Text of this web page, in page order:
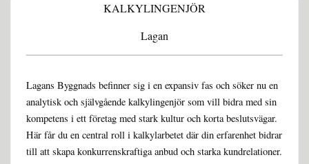
KALKYLINGENJÖR
Lagan
Lagans Byggnads befinner sig i en expansiv fas och söker nu en
analytisk och självgående kalkylingenjör som vill bidra med sin
kompetens i ett företag med stark kultur och korta beslutsvägar.
Här får du en central roll i kalkylarbetet där din erfarenhet bidrar
till att skapa konkurrenskraftiga anbud och starka kundrelationer.